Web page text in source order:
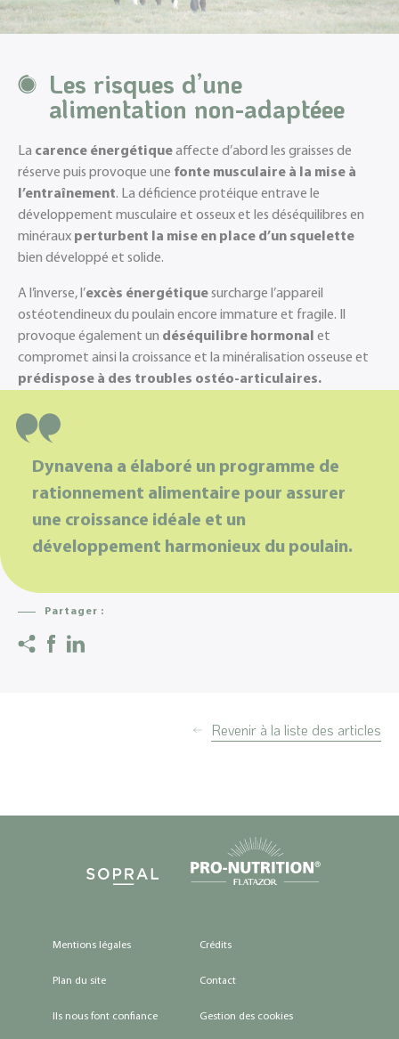
Les risques d’une
alimentation non-adaptéee
La carence énergétiqueaffecte d’abord les graisses de
réserve puis provoque une fonte musculaire à la mise à
l’entraînement. La déficience protéique entrave le
développement musculaire et osseux et les déséquilibres en
minéraux perturbent la mise en place d’un squelette
bien développé et solide.
A l’inverse, l’excès énergétiquesurcharge l’appareil
ostéotendineux du poulain encore immature et fragile. Il
provoque également un déséquilibre hormonal et
compromet ainsi la croissance et la ­minéralisation osseuse et
prédispose à des troubles ostéo-articulaires.
Dynavena a élaboré un programme de
rationnement alimentaire pour assurer
une croissance idéale et un
développement harmonieux du poulain.
Partager :
Revenir à la liste des articles
Mentions légales Crédits
Plan du site Contact
Ils nous font confiance Gestion des cookies